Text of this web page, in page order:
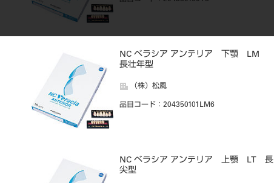
NC ベラシア アンテリア 下顎 LM
長壮年型
（株）松風
品目コード ：204350101LM6
NC ベラシア アンテリア 上顎 LT 長
尖型